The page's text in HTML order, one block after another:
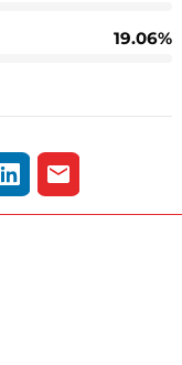
19.06%